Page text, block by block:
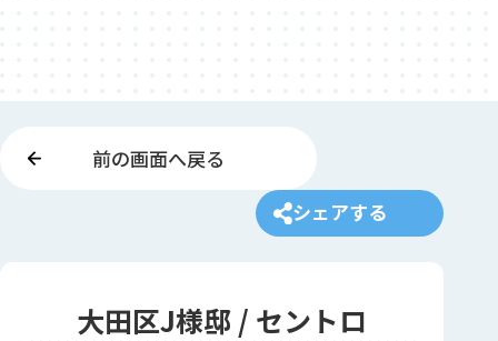
前の画面へ戻る
シェアする
大田区J様邸 / セントロ